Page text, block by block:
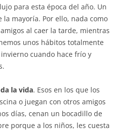
para esta época del año. Un
la mayoría. Por ello, nada como
al caer la tarde, mientras
unos hábitos totalmente
cuando hace frío y
la vida. Esos en los que los
o juegan con otros amigos
días, cenan un bocadillo de
porque a los niños, les cuesta